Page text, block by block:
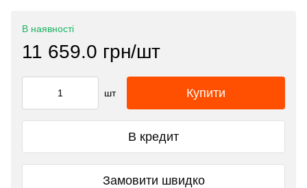
В наявності
11 659.0 грн/шт
шт Купити
В кредит
Замовити швидко